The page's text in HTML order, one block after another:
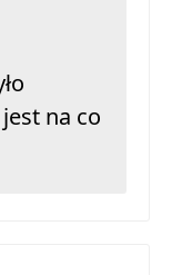
na co